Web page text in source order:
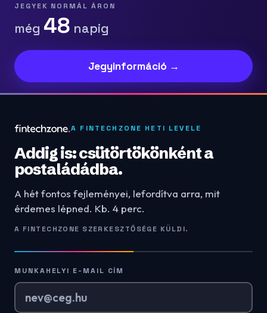
JEGYEK NORMÁL ÁRON
még 48 napig
Jegyinformáció →
A FINTECHZONE HETI LEVELE
Addig is: csütörtökönként a
postaládádba.
A hét fontos fejleményei, lefordítva arra, mit
érdemes lépned. Kb. 4 perc.
A FINTECHZONE SZERKESZTŐSÉGE KÜLDI.
MUNKAHELYI E-MAIL CÍM